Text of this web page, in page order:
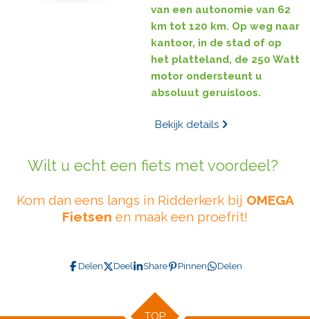
van een autonomie van 62
km tot 120 km. Op weg naar
kantoor, in de stad of op
het platteland, de 250 Watt
motor ondersteunt u
absoluut geruisloos.
Bekijk details
Wilt u echt een fiets met voordeel?
Kom dan eens langs in Ridderkerk bij OMEGA
Fietsen en maak een proefrit!
Delen Deel Share Pinnen Delen
TOP